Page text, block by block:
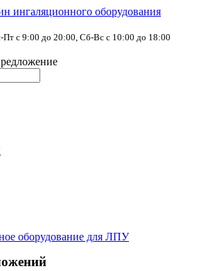
Пт с 9:00 до 20:00, Сб-Вс с 10:00 до 18:00
оборудование для ЛПУ